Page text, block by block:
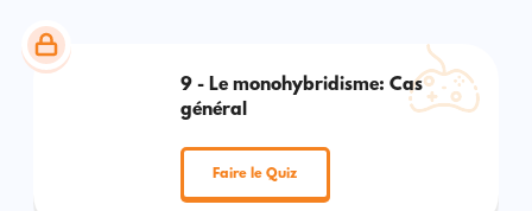
9 - Le monohybridisme: Cas
général
Faire le Quiz